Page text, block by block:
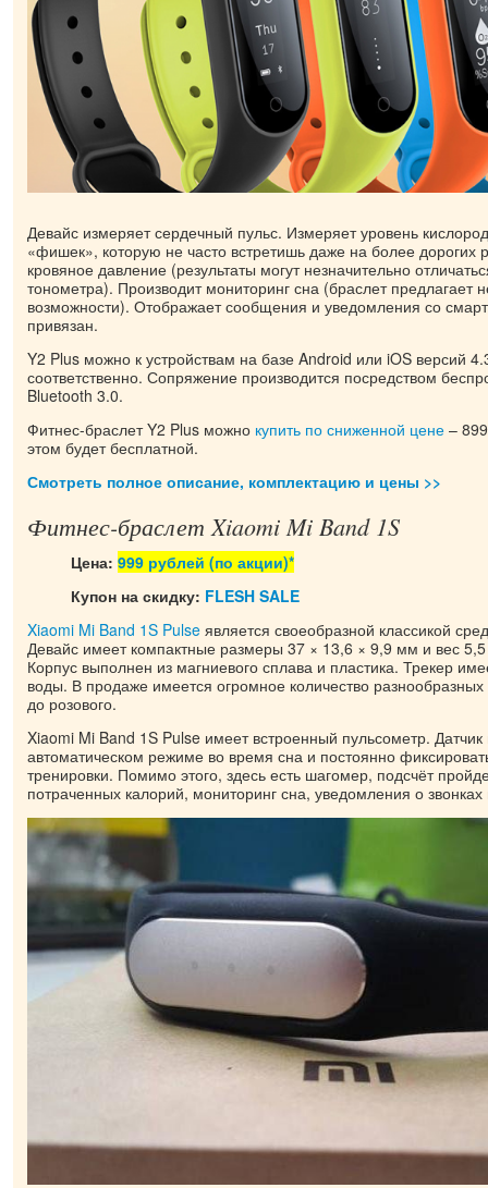
Девайс измеряет сердечный пульс. Измеряет уровень
«фишек», которую не часто встретишь даже на более дорогих
кровяное давление (результаты могут незначительно
тонометра). Производит мониторинг сна (браслет предлагает
возможности). Отображает сообщения и уведомления со
привязан.
Y2 Plus можно к устройствам на базе Android или iOS версий
соответственно. Сопряжение производится посредством
Bluetooth 3.0.
Фитнес-браслет Y2 Plus можно купить по сниженной цене –
этом будет бесплатной.
Смотреть полное описание, комплектацию и цены >>
Фитнес-браслет Xiaomi Mi Band 1S
Цена: 999 рублей (по акции)*
Купон на скидку: FLESH SALE
Xiaomi Mi Band 1S Pulse является своеобразной классикой
Девайс имеет компактные размеры 37 × 13,6 × 9,9 мм и вес
Корпус выполнен из магниевого сплава и пластика. Трекер
воды. В продаже имеется огромное количество
до розового.
Xiaomi Mi Band 1S Pulse имеет встроенный пульсометр.
автоматическом режиме во время сна и постоянно
тренировки. Помимо этого, здесь есть шагомер, подсчёт
потраченных калорий, мониторинг сна, уведомления о